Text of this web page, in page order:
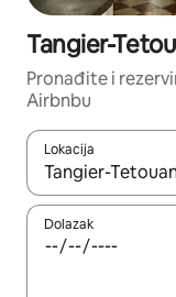
Tangier-
Pronađite i
Airbnbu
Lokacija
Kada budu
Dolazak